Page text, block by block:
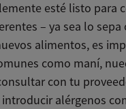
esté listo para
– ya sea lo
alimentos, es
como maní,
con tu
alérgenos